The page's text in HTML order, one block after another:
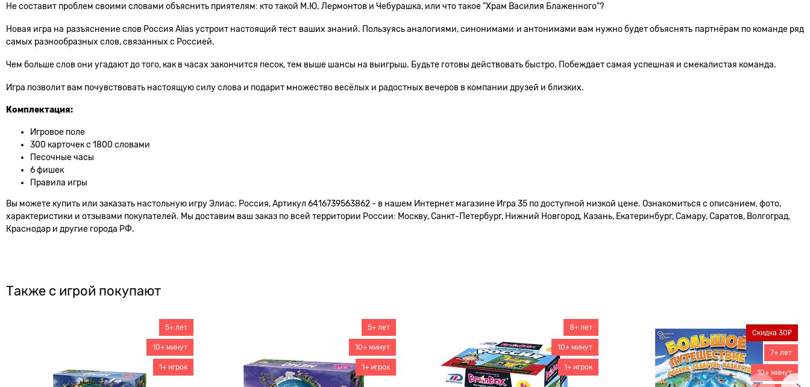
Не составит проблем своими словами объяснить приятелям: кто такой М.Ю. Лермонтов и Чебурашка, или что такое "Храм Василия Блаженного"?
Новая игра на разъяснение слов Россия Alias устроит настоящий тест ваших знаний. Пользуясь аналогиями, синонимами и антонимами вам нужно будет объяснять партнёрам по команде ряд
самых разнообразных слов, связанных с Россией.
Чем больше слов они угадают до того, как в часах закончится песок, тем выше шансы на выигрыш. Будьте готовы действовать быстро. Побеждает самая успешная и смекалистая команда.
Игра позволит вам почувствовать настоящую силу слова и подарит множество весёлых и радостных вечеров в компании друзей и близких.
Комплектация:
Игровое поле
300 карточек с 1800 словами
Песочные часы
6 фишек
Правила игры
Вы можете купить или заказать настольную игру Элиас. Россия, Артикул 6416739563862 - в нашем Интернет магазине Игра 35 по доступной низкой цене. Ознакомиться с описанием, фото,
характеристики и отзывами покупателей. Мы доставим ваш заказ по всей территории России: Москву, Санкт-Петербург, Нижний Новгород, Казань, Екатеринбург, Самару, Саратов, Волгоград,
Краснодар и другие города РФ.
Также с игрой покупают
5+ лет
10+ минут
1+ игрок
5+ лет
10+ минут
1+ игрок
8+ лет
10+ минут
1+ игрок
Скидка 30₽
7+ лет
10+ минут